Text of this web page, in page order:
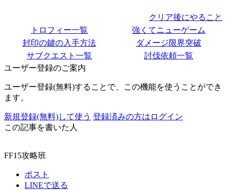
クリア後にやること
トロフィー一覧
強くてニューゲーム
封印の鍵の入手方法
ダメージ限界突破
サブクエスト一覧
討伐依頼一覧
ユーザー登録のご案内
ユーザー登録(無料)することで、この機能を使うことができ
ます。
新規登録(無料)して使う 登録済みの方はログイン
この記事を書いた人
FF15攻略班
ポスト
LINEで送る